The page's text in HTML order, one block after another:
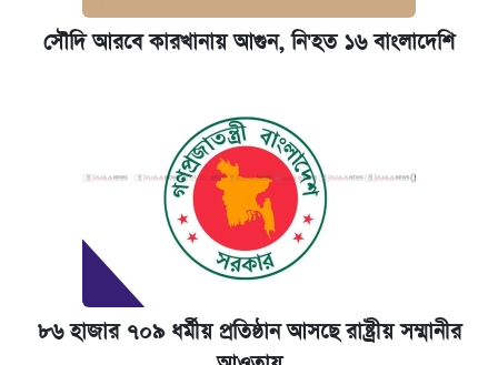
সৌদি আরবে কারখানায় আগুন, নি'হত ১৬ বাংলাদেশি
৮৬ হাজার ৭০৯ ধর্মীয় প্রতিষ্ঠান আসছে রাষ্ট্রীয় সম্মানীর